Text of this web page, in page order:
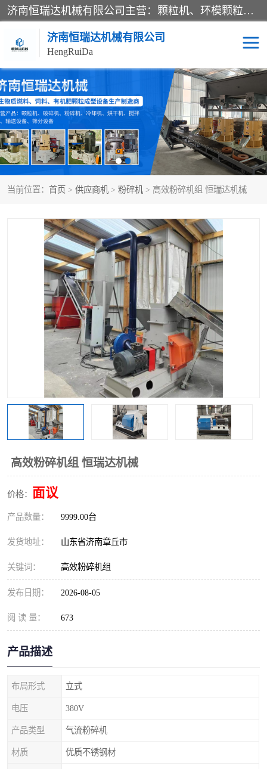
济南恒瑞达机械有限公司主营：颗粒机、环模颗粒机、平模颗粒机、粉碎机、滚筒筛分机、冷却机、颗粒燃烧机、生物质颗粒机、木屑颗粒机、秸秆颗粒机、饲料颗粒机、燃料颗粒机、木材粉碎机、秸秆粉碎机、饲料粉碎机、颗粒冷却机、锯末滚筒筛、锤片粉碎机、滚筒筛、搅拌机等产品。
济南恒瑞达机械有限公司
HengRuiDa
当前位置： 首页 > 供应商机 > 粉碎机 > 高效粉碎机组 恒瑞达机械
高效粉碎机组 恒瑞达机械
价格： 面议
产品数量： 9999.00台
发货地址： 山东省济南章丘市
关键词： 高效粉碎机组
发布日期： 2026-08-05
阅 读 量： 673
产品描述
布局形式 立式
电压 380V
产品类型 气流粉碎机
材质 优质不锈钢材
颗粒机 环模颗粒机
平模颗粒机 生物质颗粒机
秸秆颗粒机 饲料颗粒机
燃料颗粒机 木屑颗粒机
粉碎机 秸秆粉碎机
木材粉碎机 锤片粉碎机
搅拌机 冷却机
颗粒冷却机 颗粒燃烧机
滚筒筛分机
锯末滚筒筛